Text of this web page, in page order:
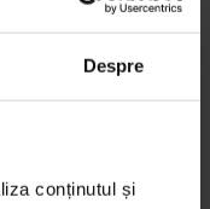
Despre
conținutul și
ar trebui să fie:
gândesc, la mine
gândească în mod
eu
eu pe